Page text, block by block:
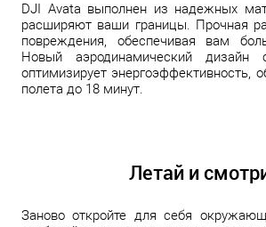
DJI Avata выполнен из надежных
расширяют ваши границы. Прочная
повреждения, обеспечивая вам
Новый аэродинамический дизайн
оптимизирует энергоэффективность,
полета до 18 минут.
Летай и
Заново откройте для себя